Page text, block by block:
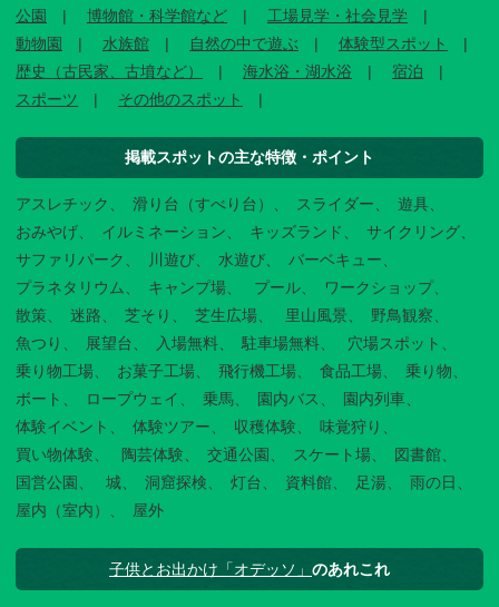
公園
博物館・科学館など
工場見学・社会見学
動物園
水族館 自然の中で遊ぶ
体験型スポット
歴史（古民家、古墳など）
海水浴・湖水浴
宿泊
スポーツ
その他のスポット
掲載スポットの主な特徴・ポイント
アスレチック 滑り台（すべり台） スライダー
遊具
おみやげ
イルミネーション キッズランド
サイクリング
サファリパーク
川遊び 水遊び
バーベキュー
プラネタリウム
キャンプ場 プール
ワークショップ
散策
迷路 芝そり 芝生広場 里山風景
野鳥観察
魚つり
展望台 入場無料 駐車場無料
穴場スポット
乗り物工場
お菓子工場 飛行機工場 食品工場
乗り物
ボート
ロープウェイ 乗馬 園内バス
園内列車
体験イベント
体験ツアー 収穫体験
味覚狩り
買い物体験
陶芸体験 交通公園 スケート場
図書館
国営公園
城 洞窟探検 灯台 資料館 足湯
雨の日
屋内（室内）
屋外
子供とお出かけ「オデッソ」 のあれこれ